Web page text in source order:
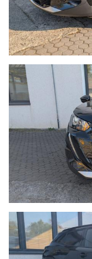
Furto/Incendio in
In caso di permuta
Targa, chilometri,
(meglio se con foto
potremo effettuare
Contattaci per
AUTO MOTO
Via IV Novembre,
Contattaci tramite
Contattaci tramite